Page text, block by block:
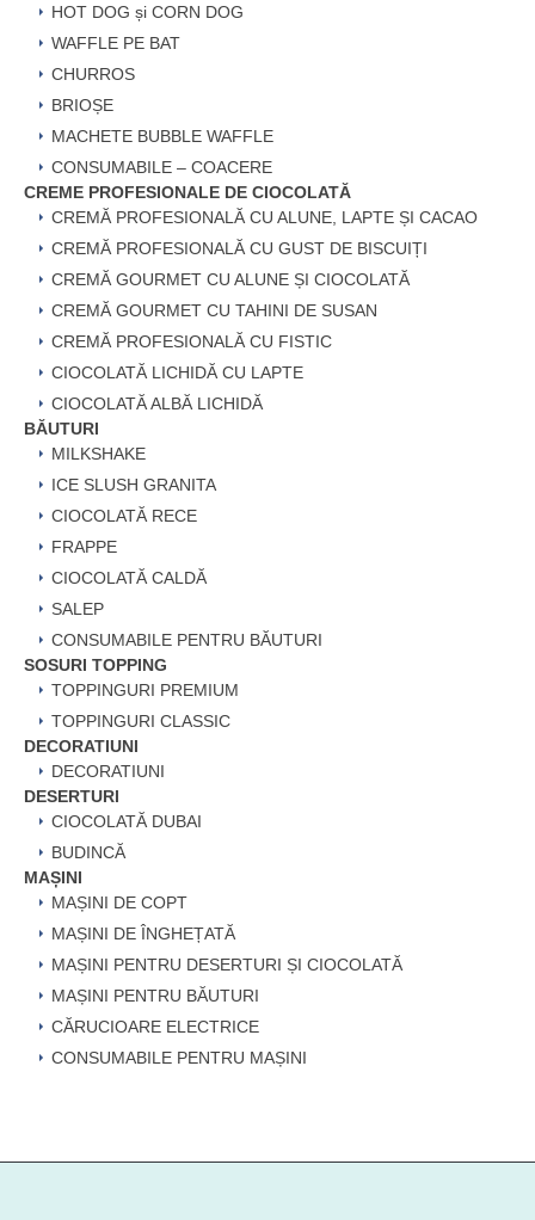
HOT DOG și CORN DOG
WAFFLE PE BAT
CHURROS
BRIOȘE
MACHETE BUBBLE WAFFLE
CONSUMABILE – COACERE
CREME PROFESIONALE DE CIOCOLATĂ
CREMĂ PROFESIONALĂ CU ALUNE, LAPTE ȘI CACAO
CREMĂ PROFESIONALĂ CU GUST DE BISCUIȚI
CREMĂ GOURMET CU ALUNE ȘI CIOCOLATĂ
CREMĂ GOURMET CU TAHINI DE SUSAN
CREMĂ PROFESIONALĂ CU FISTIC
CIOCOLATĂ LICHIDĂ CU LAPTE
CIOCOLATĂ ALBĂ LICHIDĂ
BĂUTURI
MILKSHAKE
ICE SLUSH GRANITA
CIOCOLATĂ RECE
FRAPPE
CIOCOLATĂ CALDĂ
SALEP
CONSUMABILE PENTRU BĂUTURI
SOSURI TOPPING
TOPPINGURI PREMIUM
TOPPINGURI CLASSIC
DECORATIUNI
DECORATIUNI
DESERTURI
CIOCOLATĂ DUBAI
BUDINCĂ
MAȘINI
MAȘINI DE COPT
MAȘINI DE ÎNGHEȚATĂ
MAȘINI PENTRU DESERTURI ȘI CIOCOLATĂ
MAȘINI PENTRU BĂUTURI
CĂRUCIOARE ELECTRICE
CONSUMABILE PENTRU MAȘINI